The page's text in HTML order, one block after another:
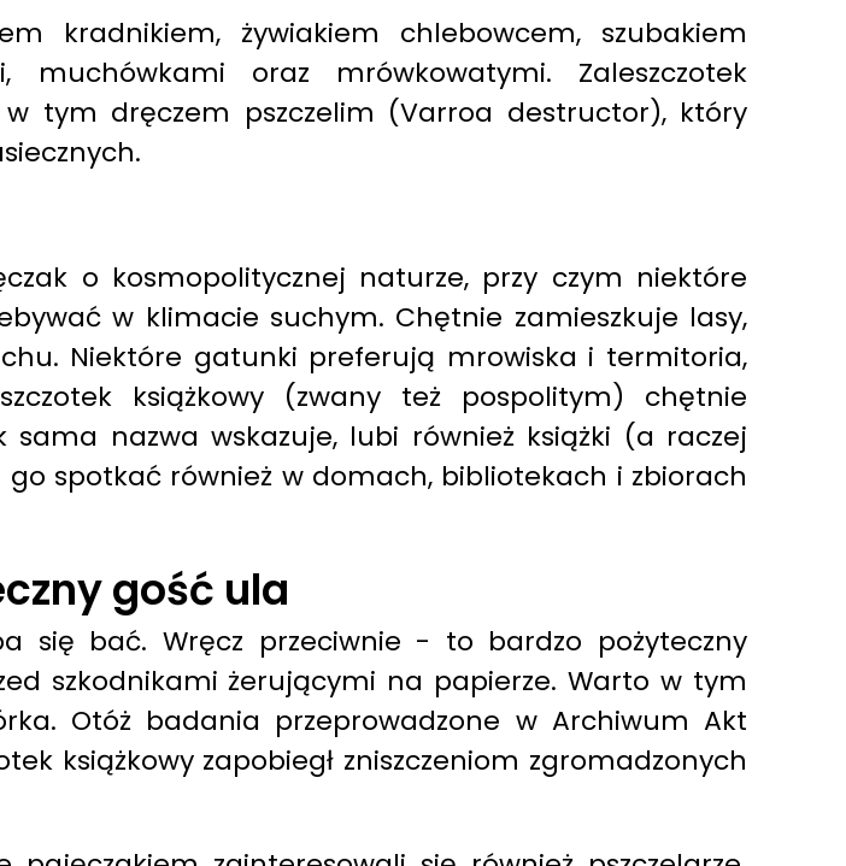
kradnikiem, żywiakiem chlebowcem, szubakiem
muchówkami oraz mrówkowatymi. Zaleszczotek
tym dręczem pszczelim (Varroa destructor), który
o kosmopolitycznej naturze, przy czym niektóre
w klimacie suchym. Chętnie zamieszkuje lasy,
Niektóre gatunki preferują mrowiska i termitoria,
książkowy (zwany też pospolitym) chętnie
nazwa wskazuje, lubi również książki (a raczej
spotkać również w domach, bibliotekach i zbiorach
gość ula
się bać. Wręcz przeciwnie - to bardzo pożyteczny
szkodnikami żerującymi na papierze. Warto w tym
Otóż badania przeprowadzone w Archiwum Akt
książkowy zapobiegł zniszczeniom zgromadzonych